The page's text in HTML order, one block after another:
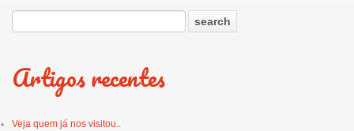
Artigos recentes
Veja quem já nos visitou..